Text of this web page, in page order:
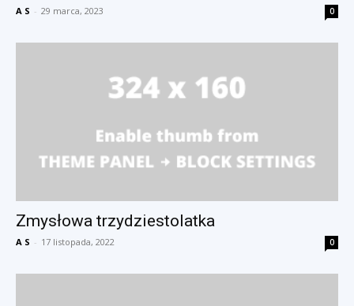
A S - 29 marca, 2023 0
Zmysłowa trzydziestolatka
A S - 17 listopada, 2022 0